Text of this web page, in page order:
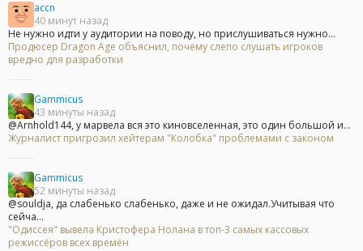
accn
40 минут назад
Не нужно идти у аудитории на поводу, но прислушиваться нужно...
Продюсер Dragon Age объяснил, почему слепо слушать игроков
вредно для разработки
Gammicus
43 минуты назад
@Arnhold144, у марвела вся это киновселенная, это один большой и...
Журналист пригрозил хейтерам "Колобка" проблемами с законом
Gammicus
52 минуты назад
@souldja, да слабенько слабенько, даже и не ожидал.Учитывая что
сейча...
"Одиссея" вывела Кристофера Нолана в топ-3 самых кассовых
режиссёров всех времён